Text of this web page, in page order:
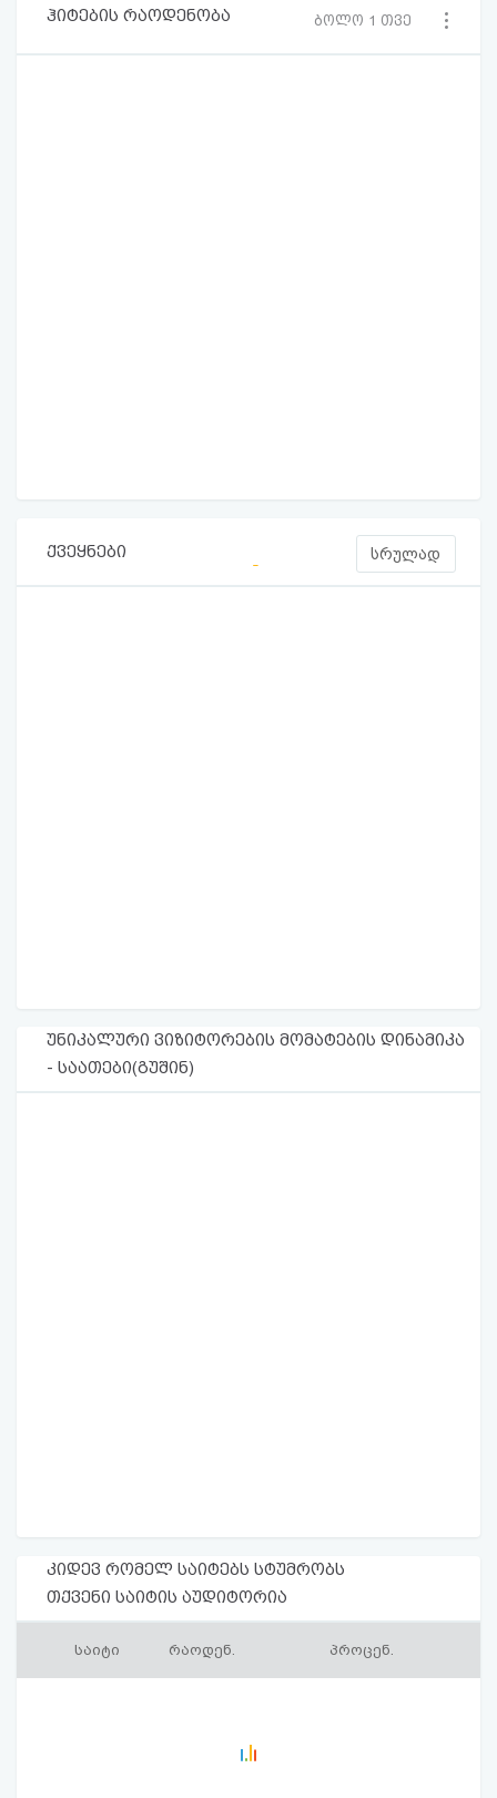
ჰიტების რაოდენობა ბოლო 1 თვე
ქვეყნები სრულად
უნიკალური ვიზიტორების მომატების დინამიკა
- საათები(გუშინ)
კიდევ რომელ საიტებს სტუმრობს
თქვენი საიტის აუდიტორია
საიტი რაოდენ. პროცენ.